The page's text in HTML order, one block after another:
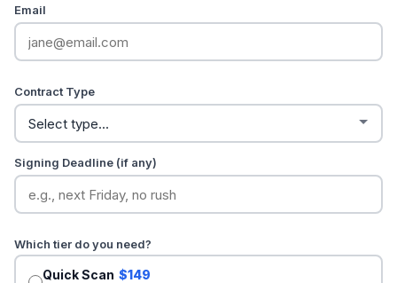
Email
Contract Type
Signing Deadline (if any)
Which tier do you need?
Quick Scan $149